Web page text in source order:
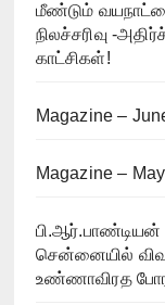
மீண்டும்
நிலச்சரிவு -
காட்சிகள்!
Magazine –
Magazine –
சென்னையில்
உண்ணாவிரத